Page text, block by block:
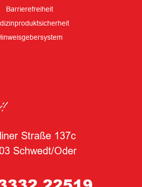
Barrierefreiheit
Straße 137c
Schwedt/Oder